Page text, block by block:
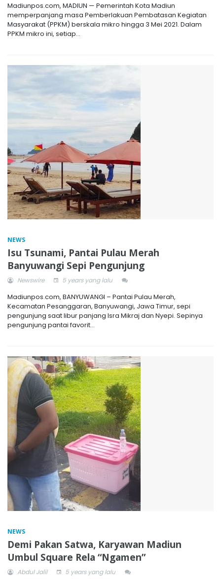
Madiunpos.com, MADIUN — Pemerintah Kota Madiun
memperpanjang masa Pemberlakuan Pembatasan Kegiatan
Masyarakat (PPKM) berskala mikro hingga 3 Mei 2021. Dalam
PPKM mikro ini, setiap...
NEWS
Isu Tsunami, Pantai Pulau Merah
Banyuwangi Sepi Pengunjung
Newswire 5 years yang lalu
Madiunpos.com, BANYUWANGI – Pantai Pulau Merah,
Kecamatan Pesanggaran, Banyuwangi, Jawa Timur, sepi
pengunjung saat libur panjang Isra Mikraj dan Nyepi. Sepinya
pengunjung pantai favorit...
NEWS
Demi Pakan Satwa, Karyawan Madiun
Umbul Square Rela “Ngamen”
Abdul Jalil 5 years yang lalu